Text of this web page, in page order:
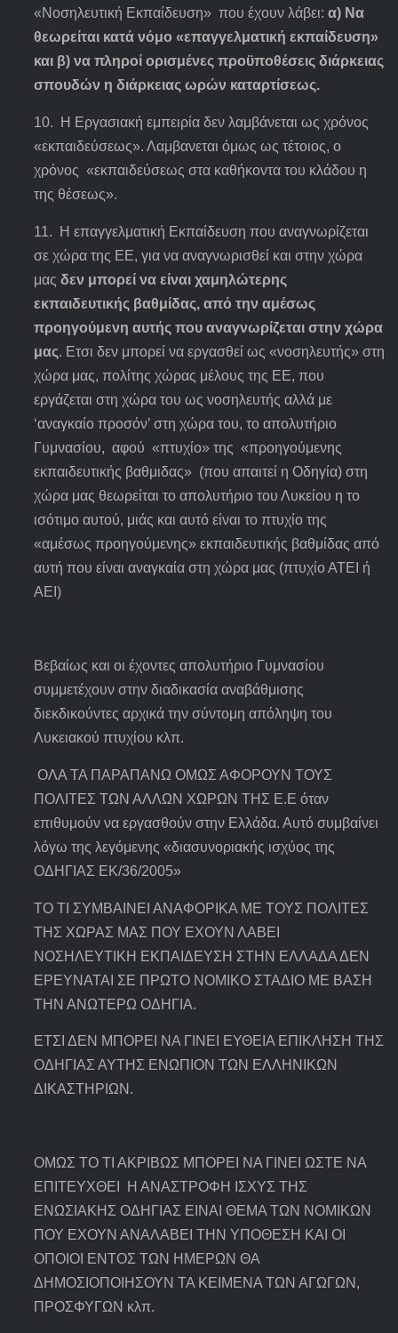
«Νοσηλευτική Εκπαίδευση» που έχουν λάβει: α) Να
θεωρείται κατά νόμο «επαγγελματική εκπαίδευση»
και β) να πληροί ορισμένες προϋποθέσεις διάρκειας
σπουδών η διάρκειας ωρών καταρτίσεως.
10. Η Εργασιακή εμπειρία δεν λαμβάνεται ως χρόνος
«εκπαιδεύσεως». Λαμβανεται όμως ως τέτοιος, ο
χρόνος «εκπαιδεύσεως στα καθήκοντα του κλάδου η
της θέσεως».
11. Η επαγγελματική Εκπαίδευση που αναγνωρίζεται
σε χώρα της ΕΕ, για να αναγνωρισθεί και στην χώρα
μας δεν μπορεί να είναι χαμηλώτερης
εκπαιδευτικής βαθμίδας, από την αμέσως
προηγούμενη αυτής που αναγνωρίζεται στην χώρα
μας. Ετσι δεν μπορεί να εργασθεί ως «νοσηλευτής» στη
χώρα μας, πολίτης χώρας μέλους της ΕΕ, που
εργάζεται στη χώρα του ως νοσηλευτής αλλά με
‘αναγκαίο προσόν’ στη χώρα του, το απολυτήριο
Γυμνασίου, αφού «πτυχίο» της «προηγούμενης
εκπαιδευτικής βαθμιδας» (που απαιτεί η Οδηγία) στη
χώρα μας θεωρείται το απολυτήριο του Λυκείου η το
ισότιμο αυτού, μιάς και αυτό είναι το πτυχίο της
«αμέσως προηγούμενης» εκπαιδευτικής βαθμίδας από
αυτή που είναι αναγκαία στη χώρα μας (πτυχίο ΑΤΕΙ ή
ΑΕΙ)
Βεβαίως και οι έχοντες απολυτήριο Γυμνασίου
συμμετέχουν στην διαδικασία αναβάθμισης
διεκδικούντες αρχικά την σύντομη απόληψη του
Λυκειακού πτυχίου κλπ.
ΟΛΑ ΤΑ ΠΑΡΑΠΑΝΩ ΟΜΩΣ ΑΦΟΡΟΥΝ ΤΟΥΣ
ΠΟΛΙΤΕΣ ΤΩΝ ΑΛΛΩΝ ΧΩΡΩΝ ΤΗΣ Ε.Ε όταν
επιθυμούν να εργασθούν στην Ελλάδα. Αυτό συμβαίνει
λόγω της λεγόμενης «διασυνοριακής ισχύος της
ΟΔΗΓΙΑΣ ΕΚ/36/2005»
ΤΟ ΤΙ ΣΥΜΒΑΙΝΕΙ ΑΝΑΦΟΡΙΚΑ ΜΕ ΤΟΥΣ ΠΟΛΙΤΕΣ
ΤΗΣ ΧΩΡΑΣ ΜΑΣ ΠΟΥ ΕΧΟΥΝ ΛΑΒΕΙ
ΝΟΣΗΛΕΥΤΙΚΗ ΕΚΠΑΙΔΕΥΣΗ ΣΤΗΝ ΕΛΛΑΔΑ ΔΕΝ
ΕΡΕΥΝΑΤΑΙ ΣΕ ΠΡΩΤΟ ΝΟΜΙΚΟ ΣΤΑΔΙΟ ΜΕ ΒΑΣΗ
ΤΗΝ ΑΝΩΤΕΡΩ ΟΔΗΓΙΑ.
ΕΤΣΙ ΔΕΝ ΜΠΟΡΕΙ ΝΑ ΓΙΝΕΙ ΕΥΘΕΙΑ ΕΠΙΚΛΗΣΗ ΤΗΣ
ΟΔΗΓΙΑΣ ΑΥΤΗΣ ΕΝΩΠΙΟΝ ΤΩΝ ΕΛΛΗΝΙΚΩΝ
ΔΙΚΑΣΤΗΡΙΩΝ.
ΟΜΩΣ ΤΟ ΤΙ ΑΚΡΙΒΩΣ ΜΠΟΡΕΙ ΝΑ ΓΙΝΕΙ ΩΣΤΕ ΝΑ
ΕΠΙΤΕΥΧΘΕΙ Η ΑΝΑΣΤΡΟΦΗ ΙΣΧΥΣ ΤΗΣ
ΕΝΩΣΙΑΚΗΣ ΟΔΗΓΙΑΣ ΕΙΝΑΙ ΘΕΜΑ ΤΩΝ ΝΟΜΙΚΩΝ
ΠΟΥ ΕΧΟΥΝ ΑΝΑΛΑΒΕΙ ΤΗΝ ΥΠΟΘΕΣΗ ΚΑΙ ΟΙ
ΟΠΟΙΟΙ ΕΝΤΟΣ ΤΩΝ ΗΜΕΡΩΝ ΘΑ
ΔΗΜΟΣΙΟΠΟΙΗΣΟΥΝ ΤΑ ΚΕΙΜΕΝΑ ΤΩΝ ΑΓΩΓΩΝ,
ΠΡΟΣΦΥΓΩΝ κλπ.